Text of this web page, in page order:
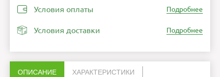
Условия оплаты Подробнее
Условия доставки Подробнее
ОПИСАНИЕ ХАРАКТЕРИСТИКИ